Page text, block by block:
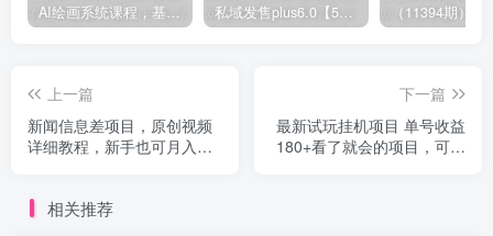
AI绘画系统课程，基础入门-实战案例-商业应用 私域发售plus6.0【5月份线下课录音】/全域套装sop流程包，社群发售工具套装模型
上一篇
新闻信息差项目，原创视频
详细教程，新手也可月入
下一篇
最新试玩挂机项目 单号收益
180+看了就会的项目，可放
相关推荐